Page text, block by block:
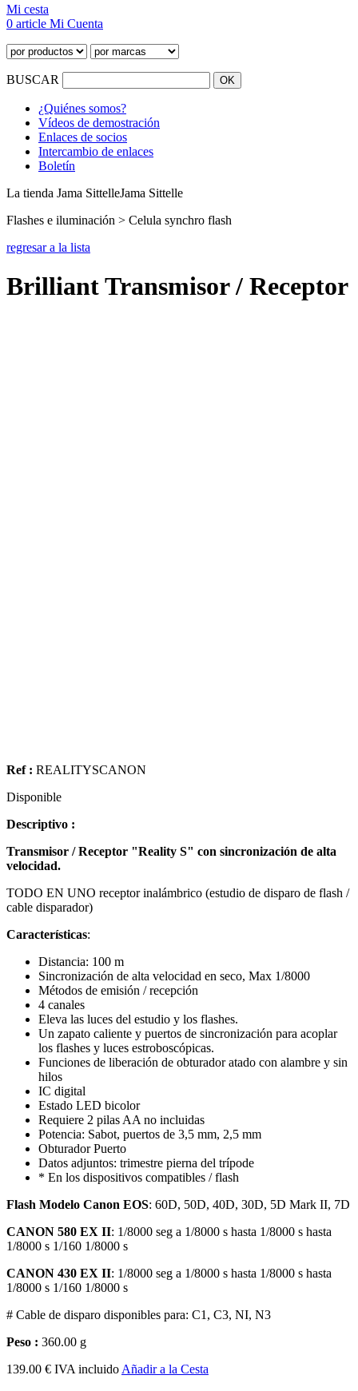
Mi cesta
0 article Mi Cuenta
BUSCAR
¿Quiénes somos?
Vídeos de demostración
Enlaces de socios
Intercambio de enlaces
Boletín
La tienda Jama SittelleJama Sittelle
Flashes e iluminación > Celula synchro flash
regresar a la lista
Brilliant Transmisor / Receptor
Ref : REALITYSCANON
Disponible
Descriptivo :
Transmisor / Receptor "Reality S" con sincronización de alta
velocidad.
TODO EN UNO receptor inalámbrico (estudio de disparo de flash /
cable disparador)
Características:
Distancia: 100 m
Sincronización de alta velocidad en seco, Max 1/8000
Métodos de emisión / recepción
4 canales
Eleva las luces del estudio y los flashes.
Un zapato caliente y puertos de sincronización para acoplar
los flashes y luces estroboscópicas.
Funciones de liberación de obturador atado con alambre y sin
hilos
IC digital
Estado LED bicolor
Requiere 2 pilas AA no incluidas
Potencia: Sabot, puertos de 3,5 mm, 2,5 mm
Obturador Puerto
Datos adjuntos: trimestre pierna del trípode
* En los dispositivos compatibles / flash
Flash Modelo Canon EOS: 60D, 50D, 40D, 30D, 5D Mark II, 7D
CANON 580 EX II: 1/8000 seg a 1/8000 s hasta 1/8000 s hasta
1/8000 s 1/160 1/8000 s
CANON 430 EX II: 1/8000 seg a 1/8000 s hasta 1/8000 s hasta
1/8000 s 1/160 1/8000 s
# Cable de disparo disponibles para: C1, C3, NI, N3
Peso : 360.00 g
139.00 € IVA incluido Añadir a la Cesta